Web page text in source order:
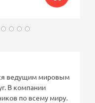
ведущим мировым
В компании
по всему миру.